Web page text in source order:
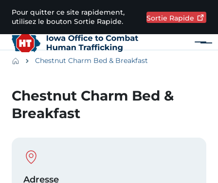
Passer au contenu principal
Pour quitter ce site rapidement,
utilisez le bouton Sortie Rapide.
Sortie Rapide
Menu
Main navigation
BreadcrumbsChestnut Charm Bed & Breakfast
Chestnut Charm Bed &
Breakfast
Physical Location
Adresse